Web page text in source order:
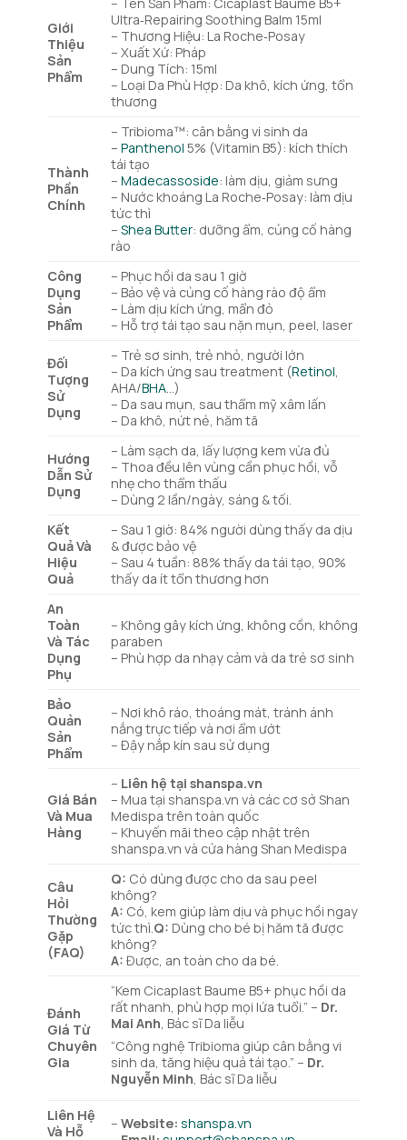
Giới
Thiệu
Sản
Phẩm
Ultra‑Repairing Soothing Balm 15ml
– Thương Hiệu: La Roche‑Posay
– Xuất Xứ: Pháp
– Dung Tích: 15ml
– Loại Da Phù Hợp: Da khô, kích ứng, tổn
thương
Thành
Phần
Chính
– Tribioma™: cân bằng vi sinh da
– Panthenol 5% (Vitamin B5): kích thích
tái tạo
– Madecassoside: làm dịu, giảm sưng
– Nước khoáng La Roche‑Posay: làm dịu
tức thì
– Shea Butter: dưỡng ẩm, củng cố hàng
rào
Công
Dụng
Sản
Phẩm
– Phục hồi da sau 1 giờ
– Bảo vệ và củng cố hàng rào độ ẩm
– Làm dịu kích ứng, mẩn đỏ
– Hỗ trợ tái tạo sau nặn mụn, peel, laser
Đối
Tượng
Sử
Dụng
– Trẻ sơ sinh, trẻ nhỏ, người lớn
– Da kích ứng sau treatment (Retinol
AHA/BHA…)
– Da sau mụn, sau thẩm mỹ xâm lấn
– Da khô, nứt nẻ, hăm tã
Hướng
Dẫn Sử
Dụng
– Làm sạch da, lấy lượng kem vừa đủ
– Thoa đều lên vùng cần phục hồi, vỗ
nhẹ cho thẩm thấu
– Dùng 2 lần/ngày, sáng & tối.
Kết
Quả Và
Hiệu
Quả
– Sau 1 giờ: 84% người dùng thấy da dịu
& được bảo vệ
– Sau 4 tuần: 88% thấy da tái tạo, 90%
thấy da ít tổn thương hơn
An
Toàn
Và Tác
Dụng
Phụ
– Không gây kích ứng, không cồn, không
paraben
– Phù hợp da nhạy cảm và da trẻ sơ sinh
Bảo
Quản
Sản
Phẩm
– Nơi khô ráo, thoáng mát, tránh ánh
nắng trực tiếp và nơi ẩm ướt
– Đậy nắp kín sau sử dụng
Giá Bán
Và Mua
Hàng
– Liên hệ tại shanspa.vn
– Mua tại shanspa.vn và các cơ sở Shan
Medispa trên toàn quốc
– Khuyến mãi theo cập nhật trên
shanspa.vn và cửa hàng Shan Medispa
Câu
Hỏi
Thường
Gặp
(FAQ)
Q: Có dùng được cho da sau peel
không?
A: Có, kem giúp làm dịu và phục hồi ngay
tức thì. Q: Dùng cho bé bị hăm tã được
không?
A: Được, an toàn cho da bé.
Đánh
Giá Từ
Chuyên
Gia
“Kem Cicaplast Baume B5+ phục hồi da
rất nhanh, phù hợp mọi lứa tuổi.” – Dr.
Mai Anh , Bác sĩ Da liễu
“Công nghệ Tribioma giúp cân bằng vi
sinh da, tăng hiệu quả tái tạo.” – Dr.
Nguyễn Minh, Bác sĩ Da liễu
Liên Hệ
Và Hỗ
– Website: shanspa.vn